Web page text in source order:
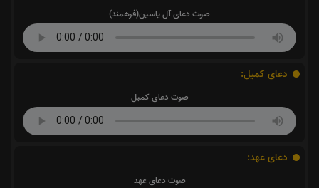
صوت دعای آل یاسین(فرهمند)
دعای کمیل:
صوت دعای کمیل
دعای عهد:
صوت دعای عهد